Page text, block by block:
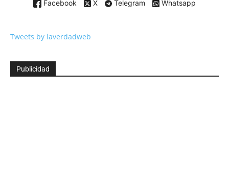
Facebook X Telegram Whatsapp
Tweets by laverdadweb
Publicidad